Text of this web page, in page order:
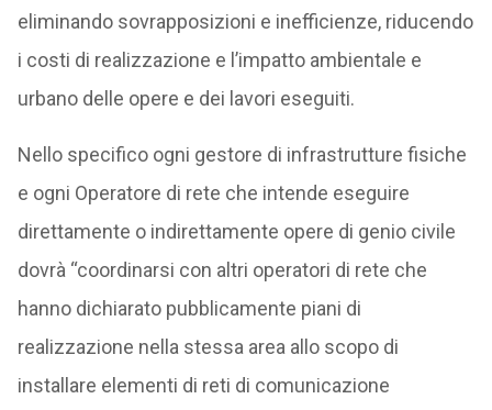
eliminando sovrapposizioni e inefficienze, riducendo
i costi di realizzazione e l’impatto ambientale e
urbano delle opere e dei lavori eseguiti.
Nello specifico ogni gestore di infrastrutture fisiche
e ogni Operatore di rete che intende eseguire
direttamente o indirettamente opere di genio civile
dovrà “coordinarsi con altri operatori di rete che
hanno dichiarato pubblicamente piani di
realizzazione nella stessa area allo scopo di
installare elementi di reti di comunicazione